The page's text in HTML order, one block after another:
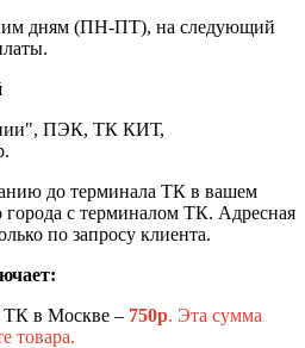
дням (ПН-ПТ), на следующий
ПЭК, ТК КИТ,
до терминала ТК в вашем
с терминалом ТК. Адресная
по запросу клиента.
ТК в Москве – 750р. Эта сумма
товара.